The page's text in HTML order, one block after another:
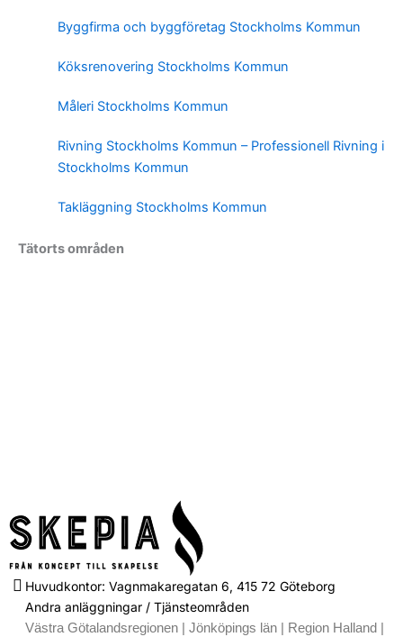
Byggfirma och byggföretag Stockholms Kommun
Köksrenovering Stockholms Kommun
Måleri Stockholms Kommun
Rivning Stockholms Kommun – Professionell Rivning i
Stockholms Kommun
Takläggning Stockholms Kommun
Tätorts områden
Huvudkontor: Vagnmakaregatan 6, 415 72 Göteborg
Andra anläggningar / Tjänsteområden
Västra Götalandsregionen | Jönköpings län | Region Halland |